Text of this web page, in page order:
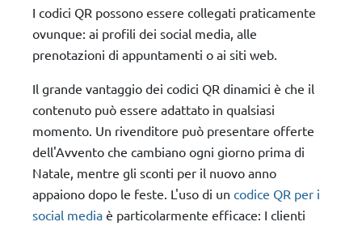
I codici QR possono essere collegati praticamente
ovunque: ai profili dei social media, alle
prenotazioni di appuntamenti o ai siti web.
Il grande vantaggio dei codici QR dinamici è che il
contenuto può essere adattato in qualsiasi
momento. Un rivenditore può presentare offerte
dell'Avvento che cambiano ogni giorno prima di
Natale, mentre gli sconti per il nuovo anno
appaiono dopo le feste. L'uso di un codice QR per i
social media è particolarmente efficace: I clienti